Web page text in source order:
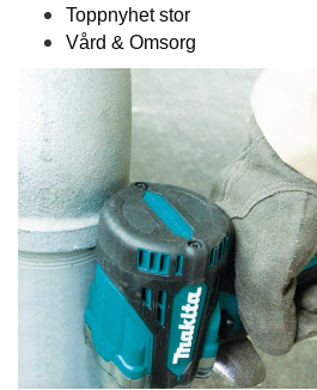
Toppnyhet stor
Vård & Omsorg